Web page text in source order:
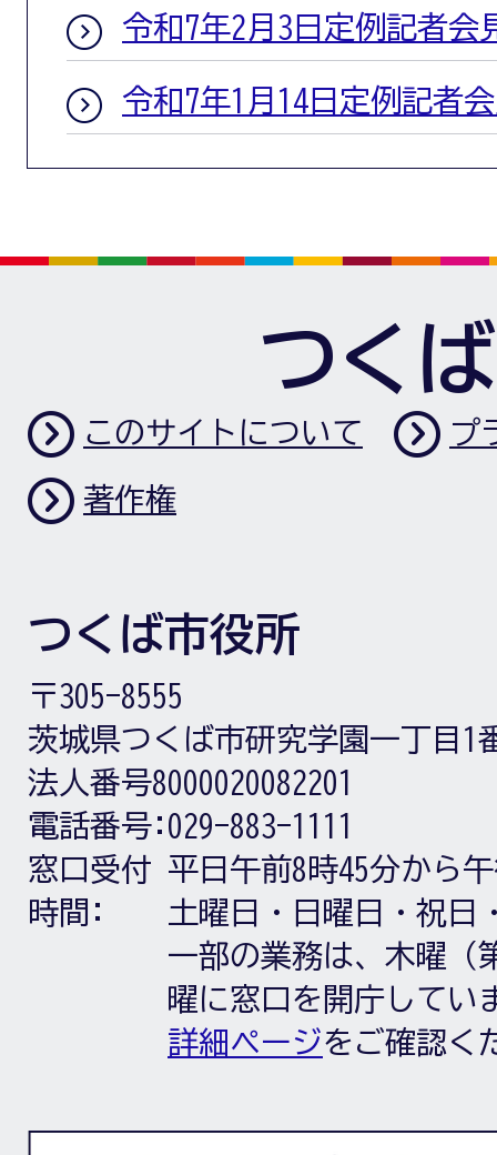
令和7年2月3日定例記者会
令和7年1月14日定例記者
つく
このサイトについて プ
著作権
つくば市役所
〒305-8555
茨城県つくば市研究学園一丁目1
法人番号8000020082201
電話番号: 029-883-1111
窓口受付
時間:
平日午前8時45分から
土曜日・日曜日・祝日
一部の業務は、木曜（
曜に窓口を開庁してい
詳細ページをご確認く